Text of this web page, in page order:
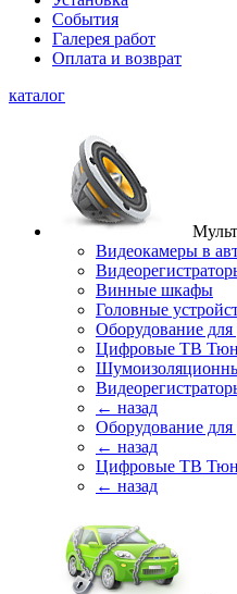
События
Галерея работ
Оплата и возврат
каталог
Видеокамеры в
Винные шкафы
Головные
Оборудование для
Цифровые ТВ
← назад
Оборудование для
← назад
Цифровые ТВ
← назад